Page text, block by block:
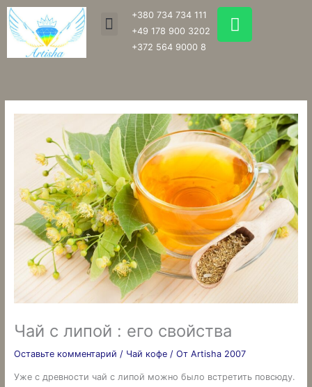
Перейти
содержимому
Menu
+380 734 734 111
+49 178 900 3202
+372 564 9000 8
W
h
a
p
p
Чай с липой : его свойства
Оставьте комментарий / Чай кофе/ От Artisha 2007
Уже с древности чай с липой можно было встретить повсюду.